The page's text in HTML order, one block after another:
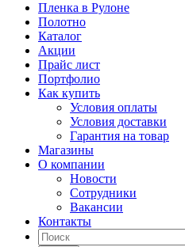
Пленка в Рулоне
Полотно
Каталог
Акции
Прайс лист
Портфолио
Как купить
Условия оплаты
Условия доставки
Гарантия на товар
Магазины
О компании
Новости
Сотрудники
Вакансии
Контакты